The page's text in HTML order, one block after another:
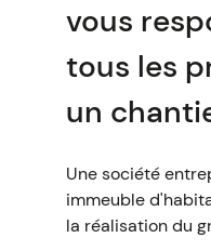
vous
tous les
un
Une société
immeuble
la réalisation du